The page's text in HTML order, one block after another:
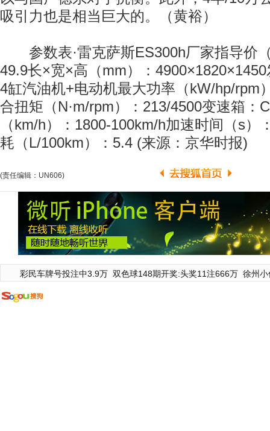
吸引力也是相当巨大的。（黄裕）
参数表·雷克萨斯ES300h厂家指导价
49.9长×宽×高（mm）：
4缸汽油机+电动机最大功率（kW/hp/rpm
合扭矩（N·m/rpm）：213/4500变速箱：
（km/h）：1800-100km/h加速时间（s）
耗（L/100km）：5.4 (来源：京华时报)
(责任编辑：UN606)
彩民车牌号投注中3.9万 双色球148期开奖:头奖11注666万 徐州